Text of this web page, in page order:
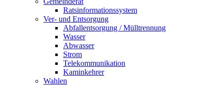
Ratsinformationssystem
Ver- und Entsorgung
Abfallentsorgung / Mülltrennung
Wasser
Abwasser
Strom
Telekommunikation
Kaminkehrer
Wahlen